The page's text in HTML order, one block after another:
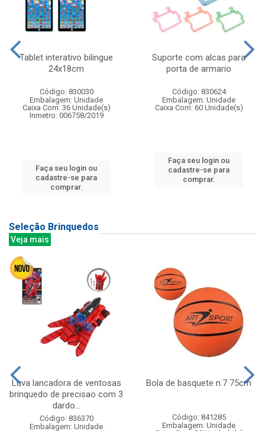
Tablet interativo bilingue
24x18cm
Código: 830030
Embalagem: Unidade
Caixa Com: 36 Unidade(s)
Inmetro: 006758/2019
Faça seu login ou
cadastre-se para
comprar.
Suporte com alcas para
porta de armario
Código: 830624
Embalagem: Unidade
Caixa Com: 60 Unidade(s)
Faça seu login ou
cadastre-se para
comprar.
Seleção Brinquedos
Veja mais
Luva lancadora de ventosas
brinquedo de precisao com 3
dardo...
Código: 836370
Embalagem: Unidade
Bola de basquete n.7 75cm
Código: 841285
Embalagem: Unidade